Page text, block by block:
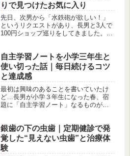
りで見つけたお気に入り
先日、次男から「水鉄砲が欲しい！」
というリクエストがあり、長男と3人で
100円ショップ巡りをしてきました。訪
砲探しでしたが、100均へ行くと、つい
文具やハンドメイド用品の...
自主学習ノートを小学三年生と
使い切った話｜毎日続けるコツ
と達成感
最初は興味のあることを書いていたけ
ど…長男が小学３年生になった春、宿
題に「自主学習ノート」なるものが登
理のことなど、興味のあるテーマをま
とめていました。でも、これが毎日と
な...
銀歯の下の虫歯｜定期健診で発
覚した“見えない虫歯”と治療体
験